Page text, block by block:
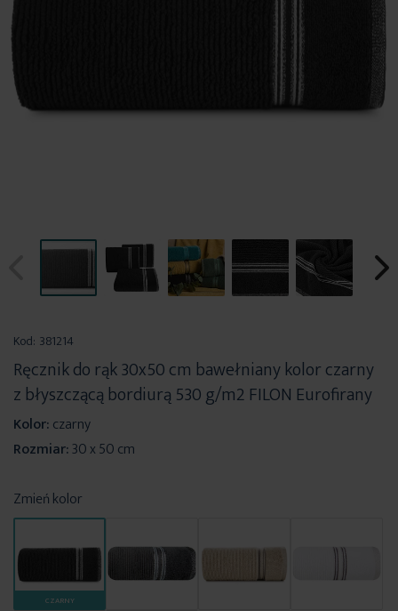
początek
galerii
Kod: 381214
Ręcznik do rąk 30x50 cm bawełniany kolor czarny
z błyszczącą bordiurą 530 g/m2 FILON Eurofirany
Kolor:czarny
Rozmiar:30 x 50 cm
Zmień kolor
CZARNY